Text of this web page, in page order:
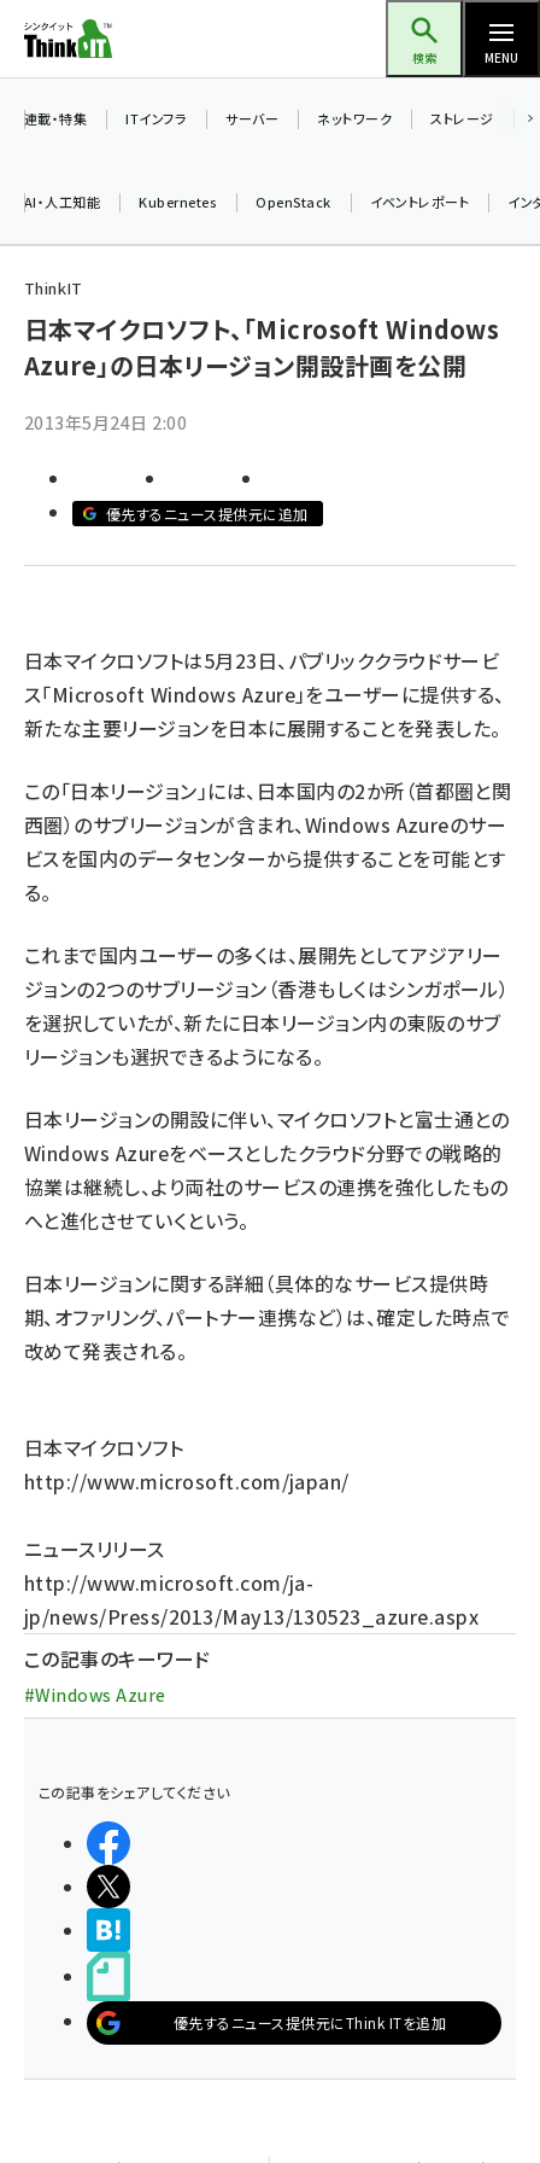
ン
ツ
検索 MENU
加藤銘のチーム貢献～仲間と築いた勝利の絆～ (2297)
iot女子会 (2248)
genai (1468)
連載・特集 ITインフラ サーバー ネットワーク ストレージ
AI・人工知能 Kubernetes OpenStack イベントレポート イン
ThinkIT
日本マイクロソフト、「Microsoft Windows
Azure」の日本リージョン開設計画を公開
2013年5月24日 2:00
優先するニュース提供元に追加
日本マイクロソフトは5月23日、パブリッククラウドサービ
ス「Microsoft Windows Azure」をユーザーに提供する、
新たな主要リージョンを日本に展開することを発表した。
この「日本リージョン」には、日本国内の2か所（首都圏と関
西圏）のサブリージョンが含まれ、Windows Azureのサー
ビスを国内のデータセンターから提供することを可能とす
る。
これまで国内ユーザーの多くは、展開先としてアジアリー
ジョンの2つのサブリージョン（香港もしくはシンガポール）
を選択していたが、新たに日本リージョン内の東阪のサブ
リージョンも選択できるようになる。
日本リージョンの開設に伴い、マイクロソフトと富士通との
Windows Azureをベースとしたクラウド分野での戦略的
協業は継続し、より両社のサービスの連携を強化したもの
へと進化させていくという。
日本リージョンに関する詳細（具体的なサービス提供時
期、オファリング、パートナー連携など）は、確定した時点で
改めて発表される。
日本マイクロソフト
http://www.microsoft.com/japan/
ニュースリリース
http://www.microsoft.com/ja-
jp/news/Press/2013/May13/130523_azure.aspx
この記事のキーワード
#Windows Azure
この記事をシェアしてください
優先するニュース提供元にThink ITを追加